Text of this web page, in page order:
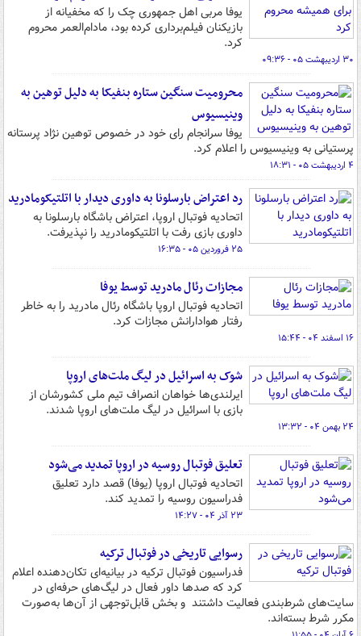
یوفا مربی اهل جمهوری چک را که مخفیانه از
بازیکنان فیلم‌برداری کرده بود، مادام‌العمر محروم
کرد.
۳۰ اردیبهشت ۰۵ - ۰۹:۳۶
محرومیت سنگین ستاره بنفیکا به دلیل توهین به
وینیسیوس
یوفا سرانجام رای خود در خصوص توهین نژاد پرستانه
پرستیانی به وینیسیوس را اعلام کرد.
۴ اردیبهشت ۰۵ - ۱۸:۳۱
رد اعتراض بارسلونا به داوری دیدار با اتلتیکومادرید
اتحادیه فوتبال اروپا، اعتراض باشگاه بارسلونا به
داوری بازی رفت با اتلتیکومادرید را نپذیرفت.
۲۵ فروردین ۰۵ - ۱۶:۳۵
مجازات رئال مادرید توسط یوفا
اتحادیه فوتبال اروپا باشگاه رئال مادرید را به خاطر
رفتار هوادارانش مجازات کرد.
۱۶ اسفند ۰۴ - ۱۵:۴۴
شوک به اسرائیل در لیگ ملت‌های اروپا
ایرلندی‌‎ها خواهان انصراف تیم ملی کشورشان از
بازی با اسرائیل در لیگ ملت‌های اروپا شدند.
۲۴ بهمن ۰۴ - ۱۳:۳۲
تعلیق فوتبال روسیه در اروپا تمدید می‌شود
اتحادیه فوتبال اروپا (یوفا) قصد دارد تعلیق
فدراسیون روسیه را تمدید کند.
۲۳ آذر ۰۴ - ۱۴:۲۷
رسوایی تاریخی در فوتبال ترکیه
فدراسیون فوتبال ترکیه در بیانیه‌ای تکان‌دهنده اعلام
کرد که صدها داور فعال در لیگ‌های حرفه‌ای در
سایت‌های شرط‌بندی فعالیت داشتند و بخش قابل‌توجهی از آن‌ها به‌صورت
مکرر شرط بسته‌اند.